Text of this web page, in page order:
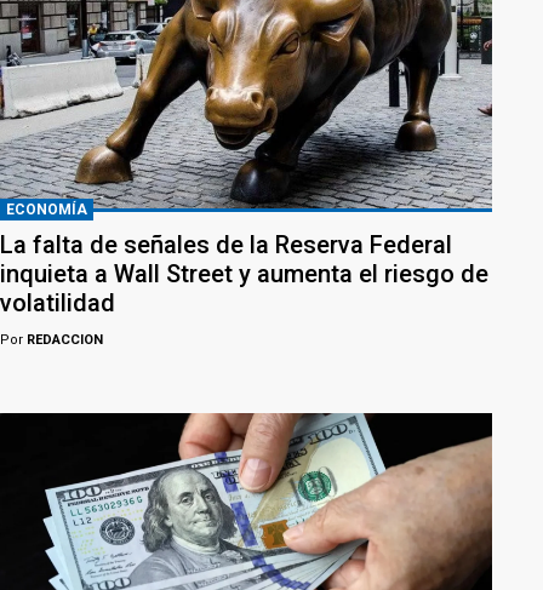
ECONOMÍA
La falta de señales de la Reserva Federal
inquieta a Wall Street y aumenta el riesgo de
volatilidad
Por REDACCION